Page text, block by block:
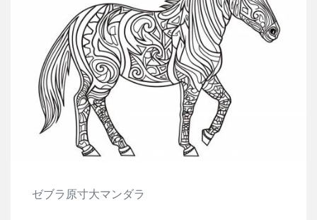
ゼブラ原寸大マンダラ